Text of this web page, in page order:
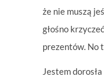
że nie muszą
głośno
prezentów. No
Jestem